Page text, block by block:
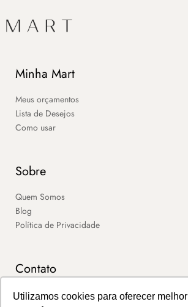
Utilizamos cookies para oferecer melhor
Minha Mart
Meus orçamentos
Lista de Desejos
Como usar
Sobre
Quem Somos
Blog
Política de Privacidade
Contato
SAC